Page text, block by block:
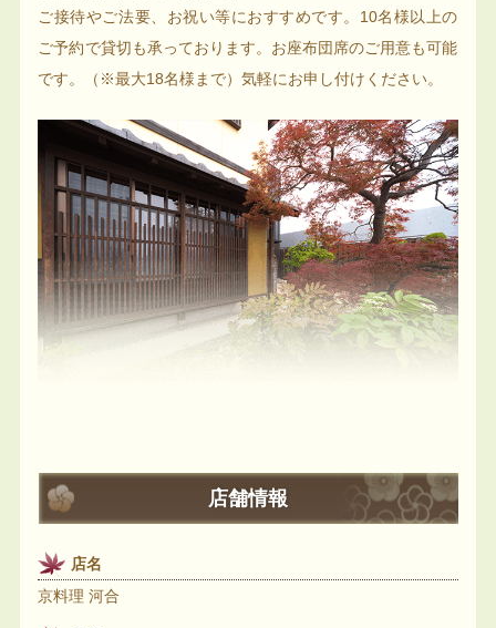
店主と会話を楽しみたい方やお1人でお越しの方、普段使
い、お昼御飯におすすめのお席です。
普段の会食から結納やご親族の顔合わせなど、気兼ねなくお
楽しみいただけます。テーブルなのでご年配の方にも安心で
す。
ご接待やご法要、お祝い等におすすめです。10名様以上の
ご予約で貸切も承っております。お座布団席のご用意も可能
です。（※最大18名様まで）気軽にお申し付けください。
店舗情報
店名
京料理 河合